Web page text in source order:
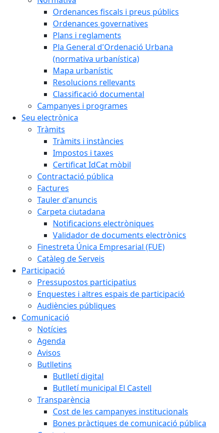
Ordenances fiscals i preus públics
Ordenances governatives
Plans i reglaments
Pla General d'Ordenació Urbana
(normativa urbanística)
Mapa urbanístic
Resolucions rellevants
Classificació documental
Campanyes i programes
Seu electrònica
Tràmits
Tràmits i instàncies
Impostos i taxes
Certificat IdCat mòbil
Contractació pública
Factures
Tauler d'anuncis
Carpeta ciutadana
Notificacions electròniques
Validador de documents electrònics
Finestreta Única Empresarial (FUE)
Catàleg de Serveis
Participació
Pressupostos participatius
Enquestes i altres espais de participació
Audiències públiques
Comunicació
Notícies
Agenda
Avisos
Butlletins
Butlletí digital
Butlletí municipal El Castell
Transparència
Cost de les campanyes institucionals
Bones pràctiques de comunicació pública